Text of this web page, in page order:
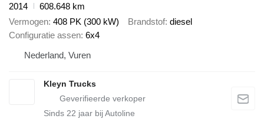
2014
608.648 km
Vermogen 408 PK (300 kW) Brandstof diesel
Configuratie assen 6x4
Nederland, Vuren
Kleyn Trucks
Sinds 22 jaar bij Autoline